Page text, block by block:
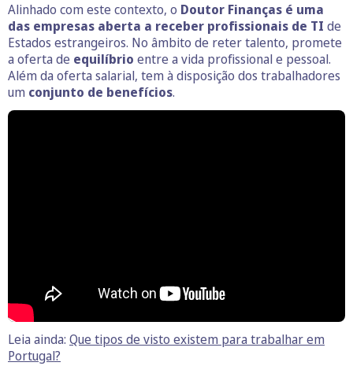
Alinhado com este contexto, o Doutor Finanças é uma
das empresas aberta a receber profissionais de TI de
Estados estrangeiros. No âmbito de reter talento, promete
a oferta de equilíbrio entre a vida profissional e pessoal.
Além da oferta salarial, tem à disposição dos trabalhadores
um conjunto de benefícios.
Leia ainda: Que tipos de visto existem para trabalhar em
Portugal?